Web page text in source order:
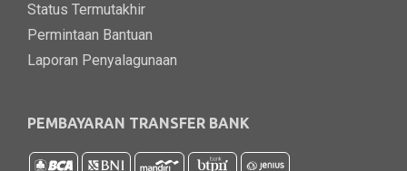
Status Termutakhir
Permintaan Bantuan
Laporan Penyalagunaan
PEMBAYARAN TRANSFER BANK